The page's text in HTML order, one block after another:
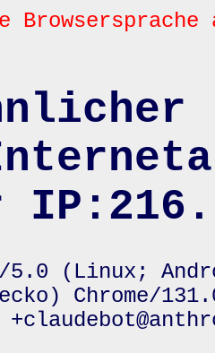
(Linux;
Chrome/